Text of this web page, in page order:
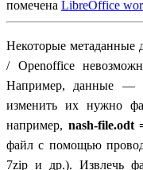
помечена LibreOffice
Некоторые метаданные
/ Openoffice
Например, данные —
изменить их нужно
например, nash-file.odt
файл с помощью
7zip и др.). Извлечь